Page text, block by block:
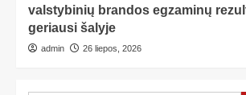
valstybinių brandos egzaminų
geriausi šalyje
admin 26 liepos, 2026